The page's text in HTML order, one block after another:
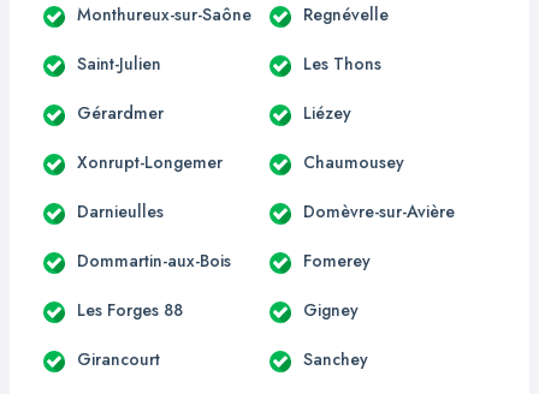
Monthureux-sur-Saône Regnévelle
Saint-Julien Les Thons
Gérardmer Liézey
Xonrupt-Longemer Chaumousey
Darnieulles Domèvre-sur-Avière
Dommartin-aux-Bois Fomerey
Les Forges 88 Gigney
Girancourt Sanchey